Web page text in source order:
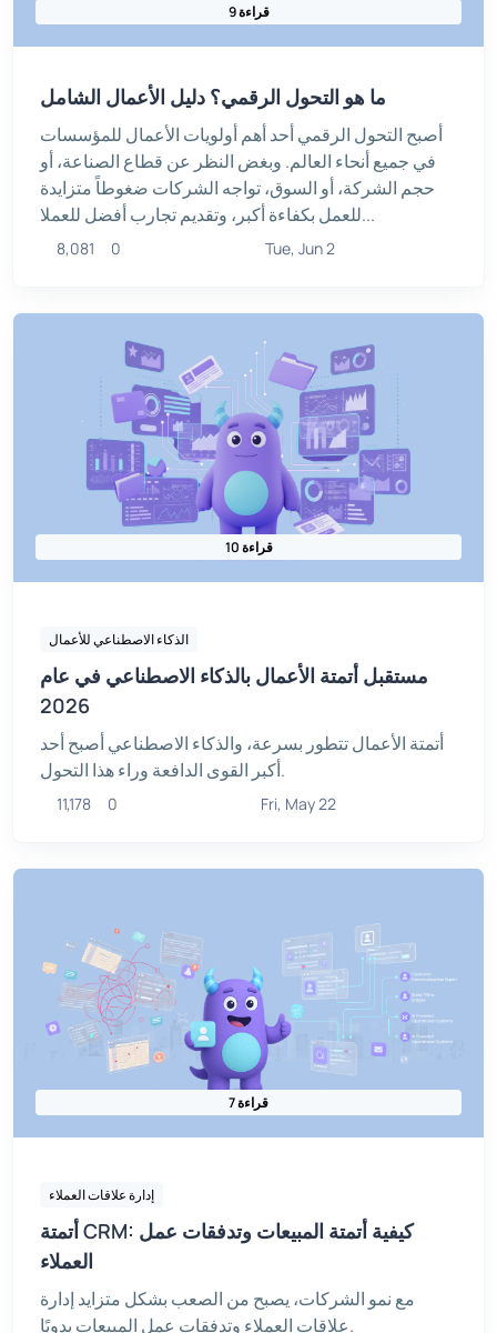
9 قراءة
ما هو التحول الرقمي؟ دليل الأعمال الشامل
أصبح التحول الرقمي أحد أهم أولويات الأعمال للمؤسسات
في جميع أنحاء العالم. وبغض النظر عن قطاع الصناعة، أو
حجم الشركة، أو السوق، تواجه الشركات ضغوطاً متزايدة
للعمل بكفاءة أكبر، وتقديم تجارب أفضل للعملا...
8,081 0 Tue, Jun 2
10 قراءة
الذكاء الاصطناعي للأعمال
مستقبل أتمتة الأعمال بالذكاء الاصطناعي في عام
2026
أتمتة الأعمال تتطور بسرعة، والذكاء الاصطناعي أصبح أحد
أكبر القوى الدافعة وراء هذا التحول.
11,178 0 Fri, May 22
7 قراءة
إدارة علاقات العملاء
أتمتة CRM: كيفية أتمتة المبيعات وتدفقات عمل
العملاء
مع نمو الشركات، يصبح من الصعب بشكل متزايد إدارة
علاقات العملاء وتدفقات عمل المبيعات يدويًا.